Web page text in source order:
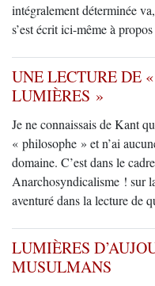
intégralement déterminée
s’est écrit ici-même à
UNE LECTURE DE
LUMIÈRES »
Je ne connaissais de Kant
« philosophe » et n’ai
domaine. C’est dans le
Anarchosyndicalisme ! sur
aventuré dans la lecture de
LUMIÈRES
MUSULMANS